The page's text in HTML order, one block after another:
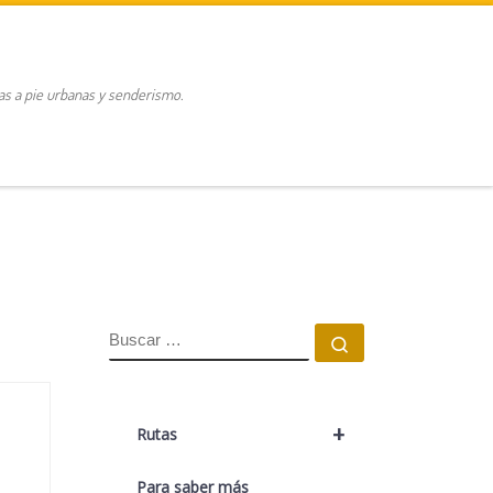
a pie urbanas y senderismo.
BUSCAR
+
Rutas
Para saber más